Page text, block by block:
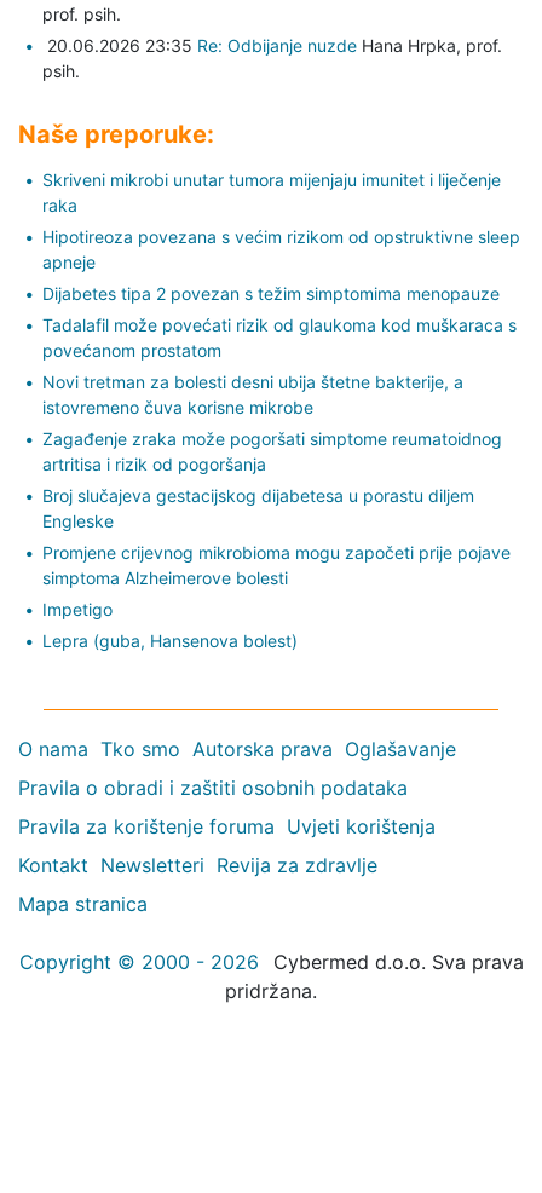
prof. psih.
20.06.2026 23:35 Re: Odbijanje nuzde Hana Hrpka, prof.
psih.
Naše preporuke:
Skriveni mikrobi unutar tumora mijenjaju imunitet i liječenje
raka
Hipotireoza povezana s većim rizikom od opstruktivne sleep
apneje
Dijabetes tipa 2 povezan s težim simptomima menopauze
Tadalafil može povećati rizik od glaukoma kod muškaraca s
povećanom prostatom
Novi tretman za bolesti desni ubija štetne bakterije, a
istovremeno čuva korisne mikrobe
Zagađenje zraka može pogoršati simptome reumatoidnog
artritisa i rizik od pogoršanja
Broj slučajeva gestacijskog dijabetesa u porastu diljem
Engleske
Promjene crijevnog mikrobioma mogu započeti prije pojave
simptoma Alzheimerove bolesti
Impetigo
Lepra (guba, Hansenova bolest)
O nama Tko smo Autorska prava Oglašavanje
Pravila o obradi i zaštiti osobnih podataka
Pravila za korištenje foruma Uvjeti korištenja
Kontakt Newsletteri Revija za zdravlje
Mapa stranica
Copyright © 2000 - 2026
Cybermed d.o.o. Sva prava
pridržana.